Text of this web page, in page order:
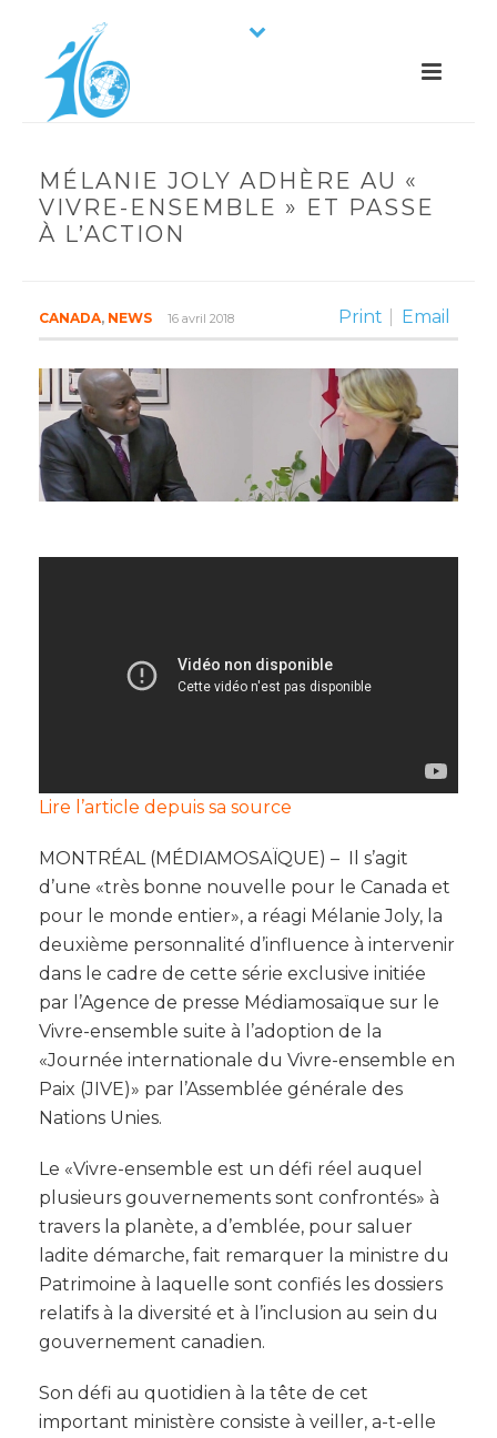
MÉLANIE JOLY ADHÈRE AU «
VIVRE-ENSEMBLE » ET PASSE
À L’ACTION
Print Email
CANADA, NEWS 16 avril 2018
Lire l’article depuis sa source
MONTRÉAL (MÉDIAMOSAÏQUE) – Il s’agit
d’une «très bonne nouvelle pour le Canada et
pour le monde entier», a réagi Mélanie Joly, la
deuxième personnalité d’influence à intervenir
dans le cadre de cette série exclusive initiée
par l’Agence de presse Médiamosaïque sur le
Vivre-ensemble suite à l’adoption de la
«Journée internationale du Vivre-ensemble en
Paix (JIVE)» par l’Assemblée générale des
Nations Unies.
Le «Vivre-ensemble est un défi réel auquel
plusieurs gouvernements sont confrontés» à
travers la planète, a d’emblée, pour saluer
ladite démarche, fait remarquer la ministre du
Patrimoine à laquelle sont confiés les dossiers
relatifs à la diversité et à l’inclusion au sein du
gouvernement canadien.
Son défi au quotidien à la tête de cet
important ministère consiste à veiller, a-t-elle